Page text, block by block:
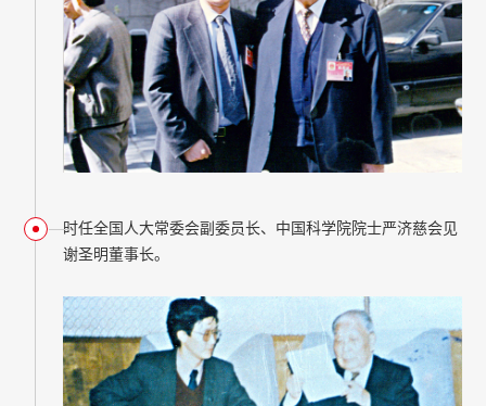
时任全国人大常委会副委员长、中国科学院院士严济慈会见
谢圣明董事长。